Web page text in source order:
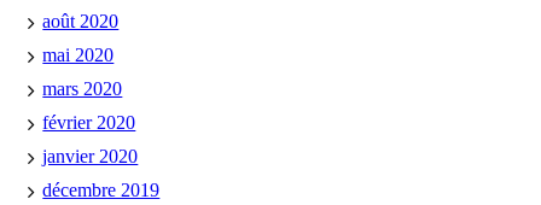
août 2020
mai 2020
mars 2020
février 2020
janvier 2020
décembre 2019